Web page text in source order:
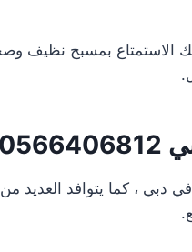
الاستمتاع بمسبح نظيف
0566406812
دبي ، كما يتوافد